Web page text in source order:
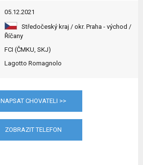
05.12.2021
Středočeský kraj / okr. Praha - východ /
Říčany
FCI (ČMKU, SKJ)
Lagotto Romagnolo
NAPSAT CHOVATELI >>
ZOBRAZIT TELEFON